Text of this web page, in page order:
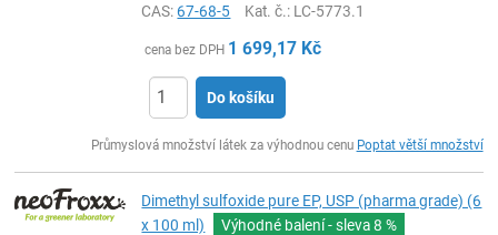
CAS:67-68-5 Kat. č.: LC-5773.1
cena bez DPH 1 699,17 Kč
Do košíku
Průmyslová množství látek za výhodnou cenu Poptat větší množství
Dimethyl sulfoxide pure EP, USP (pharma grade) (6
x 100 ml)
Výhodné balení - sleva8 %